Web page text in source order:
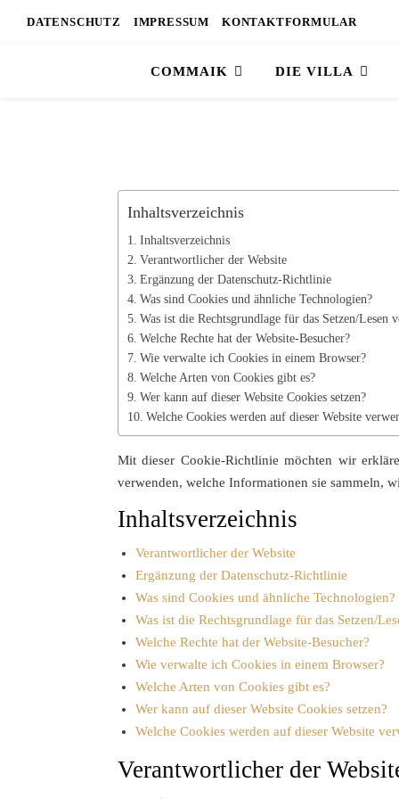
DATENSCHUTZ IMPRESSUM KONTAKTFORMULAR
COMMAIK DIE VILLA
Inhaltsverzeichnis
Inhaltsverzeichnis
Verantwortlicher der Website
Ergänzung der Datenschutz-Richtlinie
Was sind Cookies und ähnliche Technologien?
Was ist die Rechtsgrundlage für das Setzen/Lesen
Welche Rechte hat der Website-Besucher?
Wie verwalte ich Cookies in einem Browser?
Welche Arten von Cookies gibt es?
Wer kann auf dieser Website Cookies setzen?
Welche Cookies werden auf dieser Website
Mit dieser Cookie-Richtlinie möchten wir
verwenden, welche Informationen sie sammeln,
Inhaltsverzeichnis
Verantwortlicher der Website
Ergänzung der Datenschutz-Richtlinie
Was sind Cookies und ähnliche Technologien?
Was ist die Rechtsgrundlage für das Setzen/
Welche Rechte hat der Website-Besucher?
Wie verwalte ich Cookies in einem Browser?
Welche Arten von Cookies gibt es?
Wer kann auf dieser Website Cookies setzen?
Welche Cookies werden auf dieser Website
Verantwortlicher der